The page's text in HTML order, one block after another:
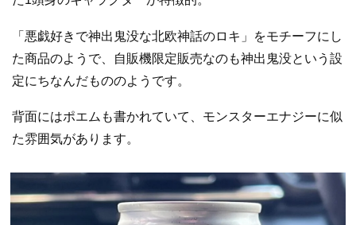
「悪戯好きで神出鬼没な北欧神話のロキ」をモチーフにし
た商品のようで、自販機限定販売なのも神出鬼没という設
定にちなんだもののようです。
背面にはポエムも書かれていて、モンスターエナジーに似
た雰囲気があります。